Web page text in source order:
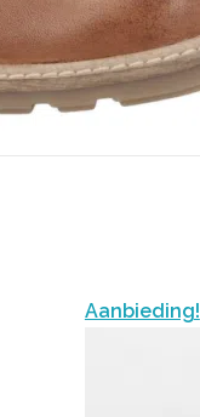
Aanbieding!